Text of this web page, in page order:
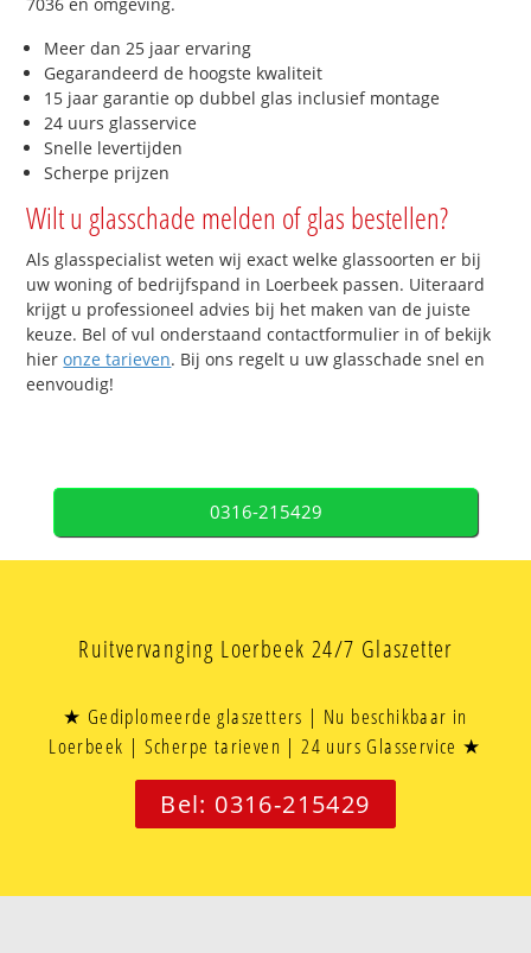
Meer dan 25 jaar ervaring
Gegarandeerd de hoogste kwaliteit
15 jaar garantie op dubbel glas inclusief montage
24 uurs glasservice
Snelle levertijden
Scherpe prijzen
Wilt u glasschade melden of glas bestellen?
Als glasspecialist weten wij exact welke glassoorten er bij
uw woning of bedrijfspand in Loerbeek passen. Uiteraard
krijgt u professioneel advies bij het maken van de juiste
keuze. Bel of vul onderstaand contactformulier in of bekijk
hieronze tarieven. Bij ons regelt u uw glasschade snel en
eenvoudig!
0316-215429
Ruitvervanging Loerbeek 24/7 Glaszetter
★ Gediplomeerde glaszetters | Nu beschikbaar in
Loerbeek | Scherpe tarieven | 24 uurs Glasservice ★
Bel: 0316-215429